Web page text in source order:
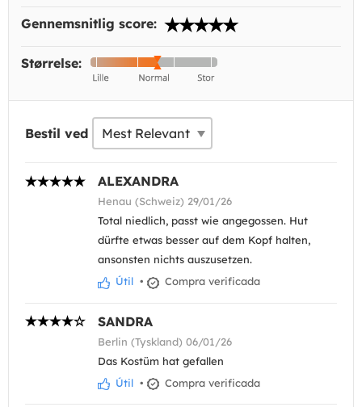
Gennemsnitlig score:
Størrelse:
Bestil ved
ALEXANDRA
Henau (Schweiz) 29/01/26
Total niedlich, passt wie angegossen. Hut
dürfte etwas besser auf dem Kopf halten,
ansonsten nichts auszusetzen.
Útil • Compra verificada
SANDRA
Berlin (Tyskland) 06/01/26
Das Kostüm hat gefallen
Útil • Compra verificada